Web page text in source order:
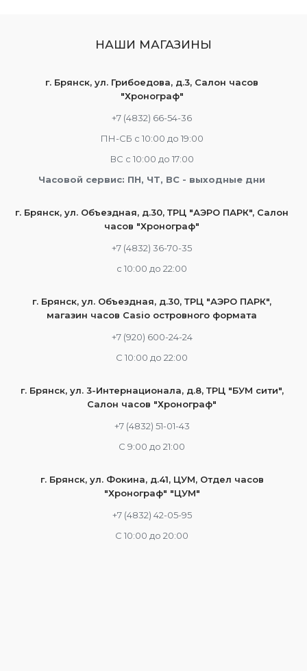
НАШИ МАГАЗИНЫ
г. Брянск, ул. Грибоедова, д.3, Салон часов
"Хронограф"
+7 (4832) 66-54-36
ПН-СБ с 10:00 до 19:00
ВС с 10:00 до 17:00
Часовой сервис: ПН, ЧТ, ВС - выходные дни
г. Брянск, ул. Объездная, д.30, ТРЦ "АЭРО ПАРК", Салон
часов "Хронограф"
+7 (4832) 36-70-35
c 10:00 до 22:00
г. Брянск, ул. Объездная, д.30, ТРЦ "АЭРО ПАРК",
магазин часов Casio островного формата
+7 (920) 600-24-24
С 10:00 до 22:00
г. Брянск, ул. 3-Интернационала, д.8, ТРЦ "БУМ сити",
Салон часов "Хронограф"
+7 (4832) 51-01-43
С 9:00 до 21:00
г. Брянск, ул. Фокина, д.41, ЦУМ, Отдел часов
"Хронограф" "ЦУМ"
+7 (4832) 42-05-95
С 10:00 до 20:00